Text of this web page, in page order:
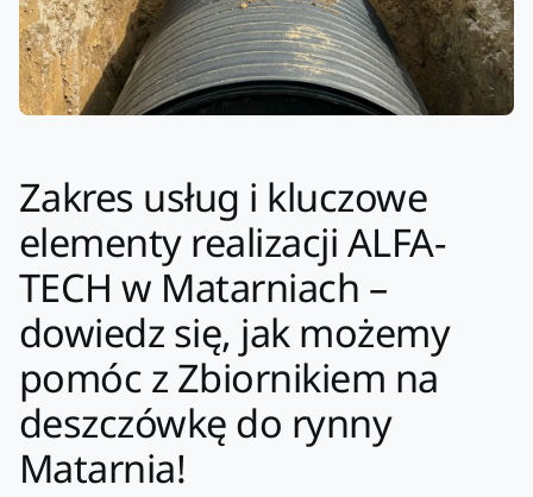
Zakres usług i kluczowe
elementy realizacji ALFA-
TECH w Matarniach –
dowiedz się, jak możemy
pomóc z Zbiornikiem na
deszczówkę do rynny
Matarnia!